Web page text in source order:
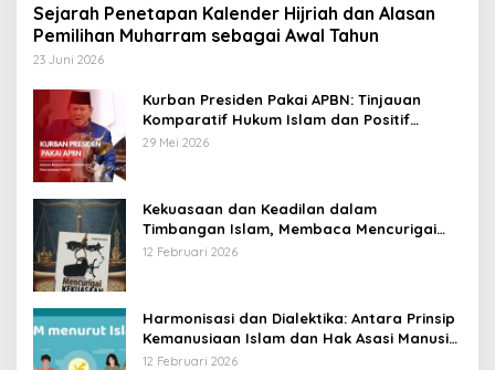
Sejarah Penetapan Kalender Hijriah dan Alasan
Pemilihan Muharram sebagai Awal Tahun
23 Juni 2026
Kurban Presiden Pakai APBN: Tinjauan
Komparatif Hukum Islam dan Positif
Negara
29 Mei 2026
Kekuasaan dan Keadilan dalam
Timbangan Islam, Membaca Mencurigai
Kekuasaan Karya Fitron Nur Iksan
12 Februari 2026
Harmonisasi dan Dialektika: Antara Prinsip
Kemanusiaan Islam dan Hak Asasi Manusia
Universal
12 Februari 2026